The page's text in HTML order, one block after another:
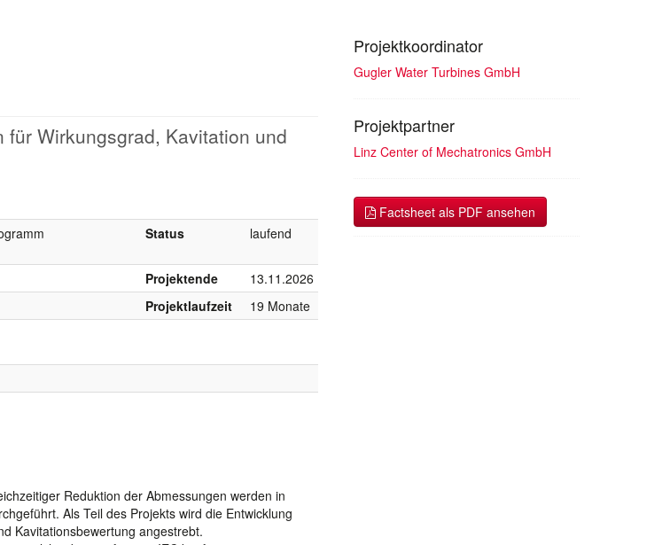
Wirkungsgrad, Kavitation und
Status laufend
Projektende
13.11.2026
Projektlaufzeit
19 Monate
Reduktion der Abmessungen werden in
Als Teil des Projekts wird die Entwicklung
Kavitationsbewertung angestrebt.
Projektkoordinator
Gugler Water Turbines GmbH
Projektpartner
Linz Center of Mechatronics GmbH
Factsheet als PDF ansehen